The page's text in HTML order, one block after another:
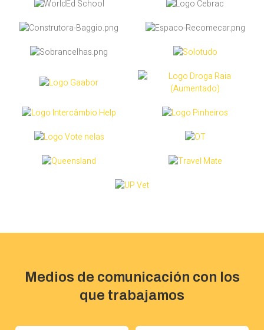
Medios de comunicación con los
que trabajamos